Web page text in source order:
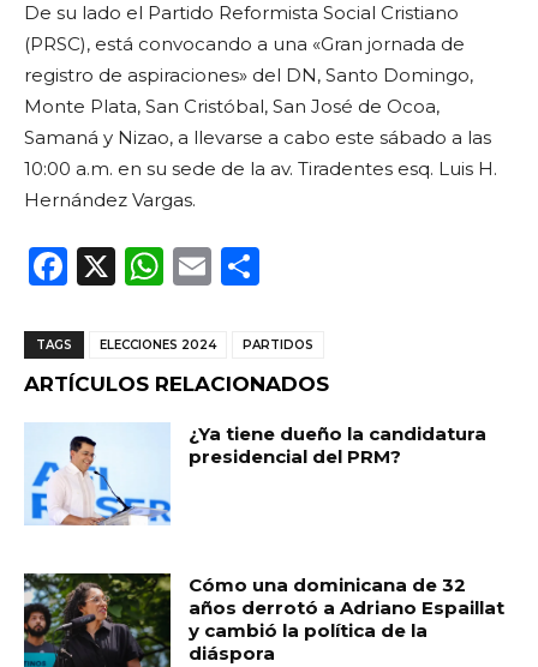
De su lado el Partido Reformista Social Cristiano
(PRSC), está convocando a una «Gran jornada de
registro de aspiraciones» del DN, Santo Domingo,
Monte Plata, San Cristóbal, San José de Ocoa,
Samaná y Nizao, a llevarse a cabo este sábado a las
10:00 a.m. en su sede de la av. Tiradentes esq. Luis H.
Hernández Vargas.
F
c
e
b
o
o
k
X
W
a
ts
A
p
E
ai
l
m
p
ar
ti
TAGS ELECCIONES 2024 PARTIDOS
ARTÍCULOS RELACIONADOS
¿Ya tiene dueño la candidatura
presidencial del PRM?
Cómo una dominicana de 32
años derrotó a Adriano Espaillat
y cambió la política de la
diáspora